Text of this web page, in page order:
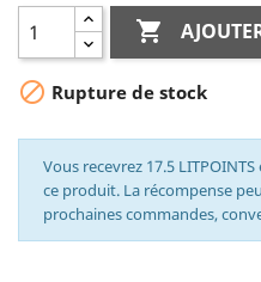

 Rupture de stock
Vous recevrez 17.5
ce produit. La récompense
prochaines commandes,